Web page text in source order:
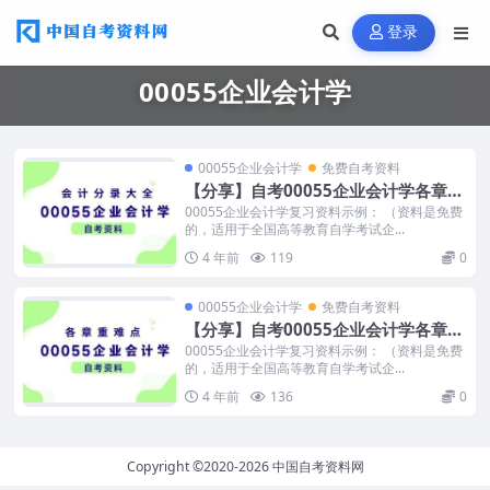
登录
00055企业会计学
00055企业会计学 免费自考资料
【分享】自考00055企业会计学各章会
计分录
00055企业会计学复习资料示例： （资料是免费
的，适用于全国高等教育自学考试企...
4 年前
119 0
00055企业会计学 免费自考资料
【分享】自考00055企业会计学各章重
难点
00055企业会计学复习资料示例： （资料是免费
的，适用于全国高等教育自学考试企...
4 年前
136 0
Copyright ©2020-2026中国自考资料网